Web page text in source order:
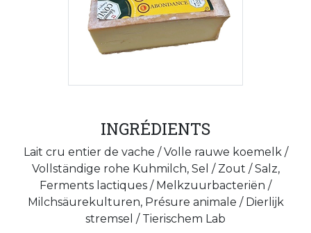
INGRÉDIENTS
Lait cru entier de vache / Volle rauwe koemelk /
Vollständige rohe Kuhmilch, Sel / Zout / Salz,
Ferments lactiques / Melkzuurbacteriën /
Milchsäurekulturen, Présure animale / Dierlijk
stremsel / Tierischem Lab